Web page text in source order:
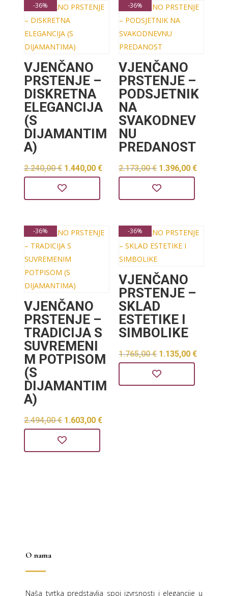
-36%
VJENČANO
PRSTENJE –
DISKRETNA
ELEGANCIJA
(S
DIJAMANTIM
A)
2.240,00€ Izvorna
cijena
bila
2.240,00 €.
1.440,00 €
Trenutna
-36%
VJENČANO
PRSTENJE –
PODSJETNIK
NA
SVAKODNEV
NU
PREDANOST
2.173,00€ Izvorna
cijena
bila
2.173,00 €.
1.396,00€
-36%
VJENČANO
PRSTENJE –
TRADICIJA S
SUVREMENI
M POTPISOM
(S
DIJAMANTIM
A)
2.494,00€ Izvorna
cijena
bila
1.603,00 €
-36%
VJENČANO
PRSTENJE –
SKLAD
ESTETIKE I
SIMBOLIKE
1.765,00€ Izvorna
cijena
bila
1.135,00€
O nama
Naša tvrtka predstavlja spoj izvrsnosti i elegancije u